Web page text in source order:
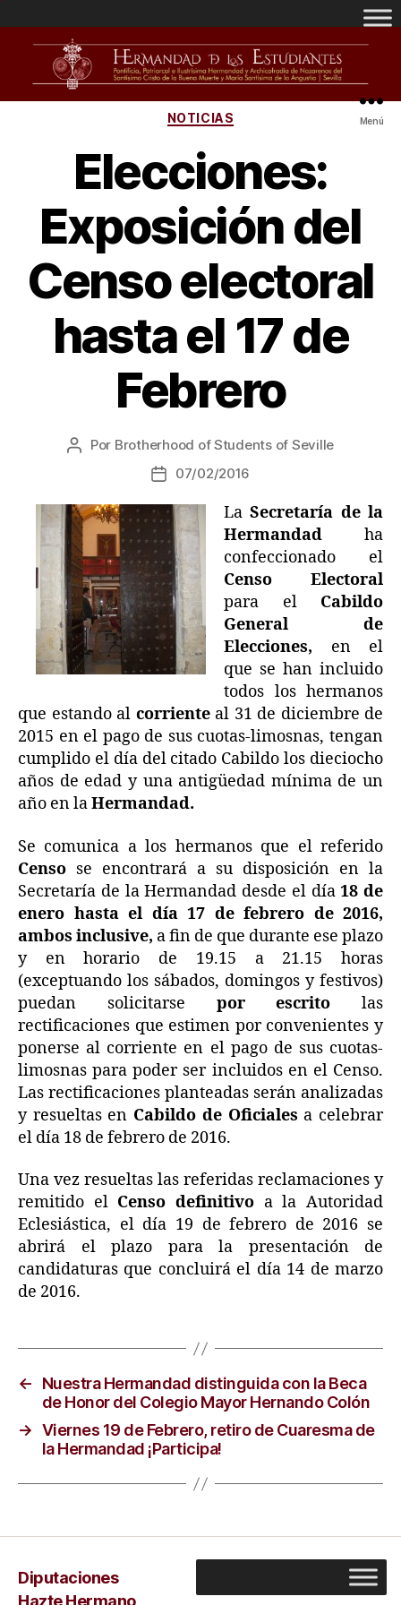
Menú
NOTICIAS
Elecciones:
Exposición del
Censo electoral
hasta el 17 de
Febrero
Por Brotherhood of Students of Seville
07/02/2016
LaSecretaría de la
Hermandad ha
confeccionado el
Censo Electoral
para el Cabildo
General de
Elecciones, en el
que se han incluido
todos los hermanos
que estando al corriente al 31 de diciembre de
2015 en el pago de sus cuotas-limosnas, tengan
cumplido el día del citado Cabildo los dieciocho
años de edad y una antigüedad mínima de un
año en laHermandad.
Se comunica a los hermanos que el referido
Censo se encontrará a su disposición en la
Secretaría de la Hermandad desde el día18 de
enero hasta el día 17 de febrero de 2016,
ambos inclusive, a fin de que durante ese plazo
y en horario de 19.15 a 21.15 horas
(exceptuando los sábados, domingos y festivos)
puedan solicitarse por escrito las
rectificaciones que estimen por convenientes y
ponerse al corriente en el pago de sus cuotas-
limosnas para poder ser incluidos en el Censo.
Las rectificaciones planteadas serán analizadas
y resueltas en Cabildo de Oficiales a celebrar
el día 18 de febrero de 2016.
Una vez resueltas las referidas reclamaciones y
remitido el Censo definitivo a la Autoridad
Eclesiástica, el día 19 de febrero de 2016 se
abrirá el plazo para la presentación de
candidaturas que concluirá el día 14 de marzo
de 2016.
←
Nuestra Hermandad distinguida con la Beca
de Honor del Colegio Mayor Hernando Colón
→ Viernes 19 de Febrero, retiro de Cuaresma de
la Hermandad ¡Participa!
Diputaciones